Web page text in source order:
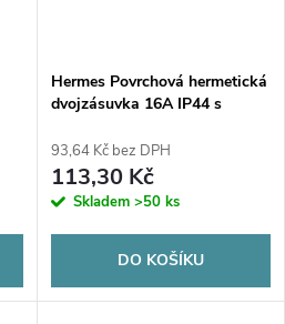
Hermes Povrchová hermetická
dvojzásuvka 16A IP44 s
0322-01
93,64 Kč bez DPH
113,30 Kč
Skladem >50 ks
DO KOŠÍKU